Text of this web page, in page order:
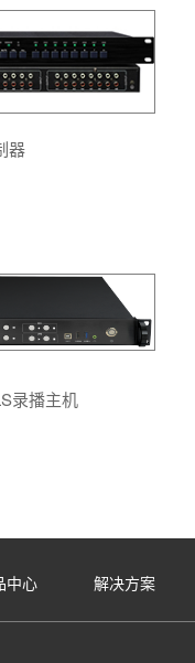
器
录播主机
中心 解决方案